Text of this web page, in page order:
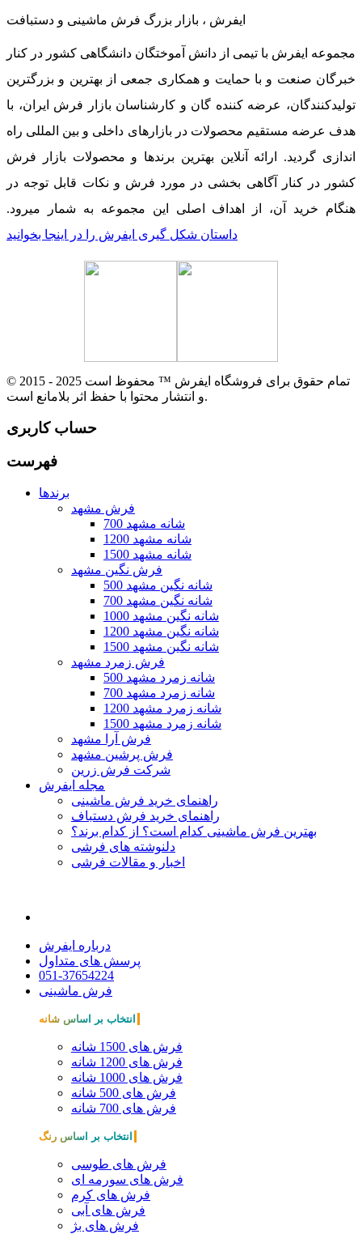
ایفرش ، بازار بزرگ فرش ماشینی و دستبافت
مجموعه ایفرش با تیمی از دانش آموختگان دانشگاهی کشور در کنار
خبرگان صنعت و با حمایت و همکاری جمعی از بهترین و بزرگترین
تولیدکنندگان، عرضه کننده گان و کارشناسان بازار فرش ایران، با
هدف عرضه مستقیم محصولات در بازارهای داخلی و بین المللی راه
اندازی گردید. ارائه آنلاین بهترین برندها و محصولات بازار فرش
کشور در کنار آگاهی بخشی در مورد فرش و نکات قابل توجه در
هنگام خرید آن، از اهداف اصلی این مجموعه به شمار میرود.
داستان شکل گیری ایفرش را در اینجا بخوانید
© 2015 - 2025 تمام حقوق برای فروشگاه ایفرش ™ محفوظ است
و انتشار محتوا با حفظ اثر بلامانع است.
حساب کاربری
فهرست
برندها
فرش مشهد
700 شانه مشهد
1200 شانه مشهد
1500 شانه مشهد
فرش نگین مشهد
500 شانه نگین مشهد
700 شانه نگین مشهد
1000 شانه نگین مشهد
1200 شانه نگین مشهد
1500 شانه نگین مشهد
فرش زمرد مشهد
500 شانه زمرد مشهد
700 شانه زمرد مشهد
1200 شانه زمرد مشهد
1500 شانه زمرد مشهد
فرش آرا مشهد
فرش پرشین مشهد
شرکت فرش زرین
مجله ایفرش
راهنمای خرید فرش ماشینی
راهنمای خرید فرش دستباف
بهترین فرش ماشینی کدام است؟ از کدام برند؟
دلنوشته های فرشی
اخبار و مقالات فرشی
درباره ایفرش
پرسش های متداول
051-37654224
فرش ماشینی
انتخاب بر اساس شانه
فرش های 1500 شانه
فرش های 1200 شانه
فرش های 1000 شانه
فرش های 500 شانه
فرش های 700 شانه
انتخاب بر اساس رنگ
فرش های طوسی
فرش های سورمه ای
فرش های کرم
فرش های آبی
فرش های بژ